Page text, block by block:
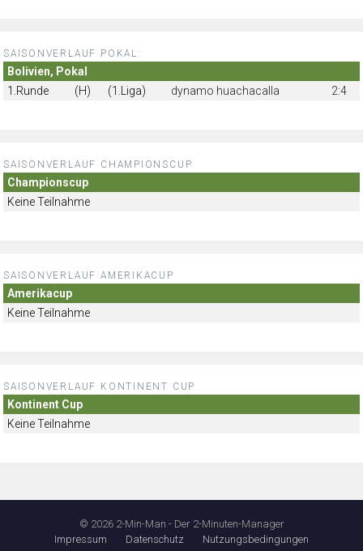
SAISONVERLAUF POKAL:
Bolivien, Pokal
1.Runde
(H) (1.Liga) dynamo huachacalla 2:4
SAISONVERLAUF CHAMPIONSCUP
Championscup
Keine Teilnahme
SAISONVERLAUF AMERIKACUP
Amerikacup
Keine Teilnahme
SAISONVERLAUF KONTINENT CUP
Kontinent Cup
Keine Teilnahme
© 2026 2-Min-Man - Der 2-Minuten-Manager
Impressum
Datenschutz Nutzungsbedingungen